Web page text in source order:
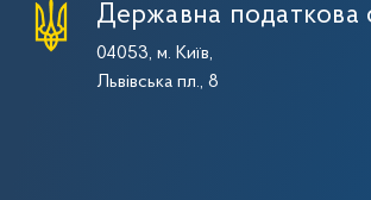
Державна податкова
04053, м. Київ,
Львівська пл., 8